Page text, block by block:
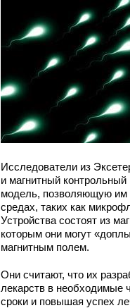
Исследователи из
и магнитный
модель, позволяющую им
средах, таких как
Устройства состоят из
которым они могут
магнитным полем.
Они считают, что их
лекарств в необходимые
сроки и повышая успех